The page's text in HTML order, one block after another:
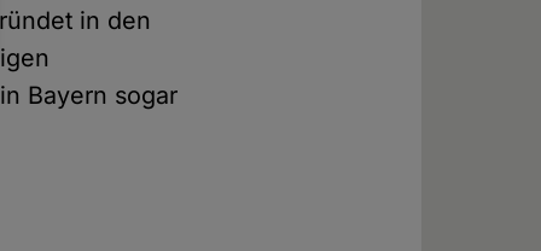
in den
Bayern sogar